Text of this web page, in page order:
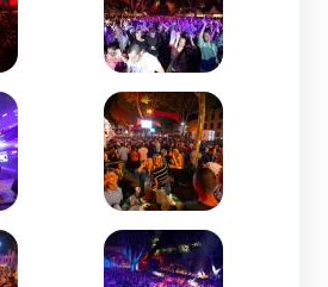
Zoom de l'image
Zoom de l'image